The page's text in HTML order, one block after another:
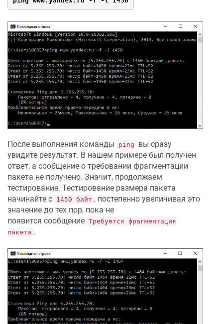
После выполнения команды ping
вы сразу
увидите результат. В нашем примере был получен
ответ, а сообщение о требовании фрагментации
пакета не получено. Значит, продолжаем
тестирование. Тестирование размера пакета
начинайте с 1450 байт , постепенно увеличивая это
значение до тех пор, пока не
появится сообщение Требуется фрагментация
пакета .